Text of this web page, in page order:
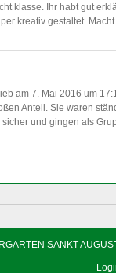
klasse. Ihr habt gut
kreativ gestaltet.
am 7. Mai 2016 um
Anteil. Sie waren
und gingen als
SANKT